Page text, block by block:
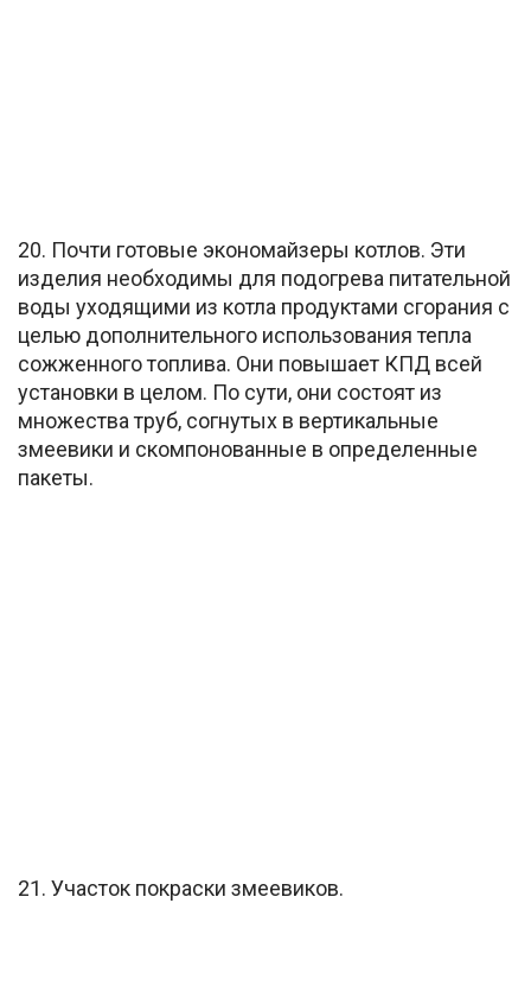
20. Почти готовые экономайзеры котлов. Эти
изделия необходимы для подогрева питательной
воды уходящими из котла продуктами сгорания с
целью дополнительного использования тепла
сожженного топлива. Они повышает КПД всей
установки в целом. По сути, они состоят из
множества труб, согнутых в вертикальные
змеевики и скомпонованные в определенные
пакеты.
21. Участок покраски змеевиков.